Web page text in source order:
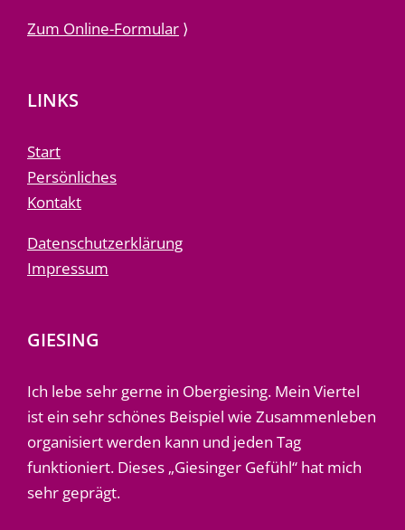
Zum Online-Formular ⟩
LINKS
Start
Persönliches
Kontakt
Datenschutzerklärung
Impressum
GIESING
Ich lebe sehr gerne in Obergiesing. Mein Viertel
ist ein sehr schönes Beispiel wie Zusammenleben
organisiert werden kann und jeden Tag
funktioniert. Dieses „Giesinger Gefühl“ hat mich
sehr geprägt.